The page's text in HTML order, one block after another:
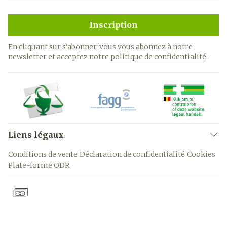
Inscription
En cliquant sur s'abonner, vous vous abonnez à notre
newsletter et acceptez notre politique de confidentialité.
Liens légaux
Conditions de vente Déclaration de confidentialité Cookies
Plate-forme ODR